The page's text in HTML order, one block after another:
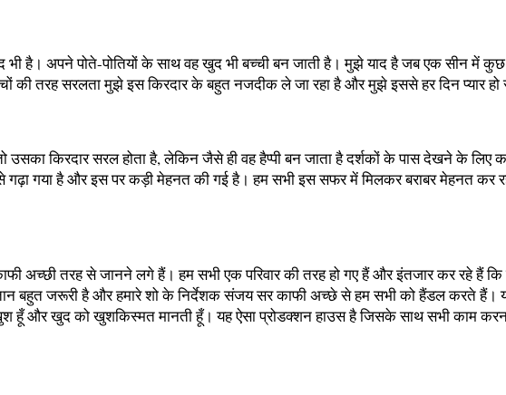
भी है। अपने पोते-पोतियों के साथ वह खुद भी बच्ची बन जाती है। मुझे याद है जब एक सीन
की तरह सरलता मुझे इस किरदार के बहुत नजदीक ले जा रहा है और मुझे इससे हर दिन प्यार हो
किरदार सरल होता है, लेकिन जैसे ही वह हैप्पी बन जाता है दर्शकों के पास देखने के लिए
से गढ़ा गया है और इस पर कड़ी मेहनत की गई है। हम सभी इस सफर में मिलकर बराबर मेहनत
तरह से जानने लगे हैं। हम सभी एक परिवार की तरह हो गए हैं और इंतजार कर रहे हैं कि
बहुत जरूरी है और हमारे शो के निर्देशक संजय सर काफी अच्छे से हम सभी को हैंडल करते हैं।
और खुद को खुशकिस्मत मानती हूँ। यह ऐसा प्रोडक्शन हाउस है जिसके साथ सभी काम करना